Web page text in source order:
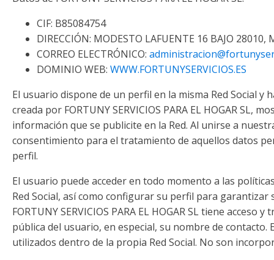
CIF: B85084754
DIRECCIÓN: MODESTO LAFUENTE 16 BAJO 28010,
CORREO ELECTRÓNICO:
DOMINIO WEB: WWW.FORTUNYSERVICIOS.ES
El usuario dispone de un perfil en la misma Red Social y
creada por FORTUNY SERVICIOS PARA EL HOGAR SL,
información que se publicite en la Red. Al unirse a
consentimiento para el tratamiento de aquellos datos
perfil.
El usuario puede acceder en todo momento a las
Red Social, así como configurar su perfil para garantizar
FORTUNY SERVICIOS PARA EL HOGAR SL tiene acceso
pública del usuario, en especial, su nombre de contacto.
utilizados dentro de la propia Red Social. No son